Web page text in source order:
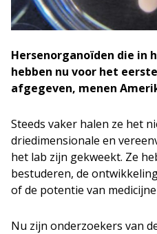
Hersenorganoïden die in
hebben nu voor het
afgegeven, menen
Steeds vaker halen ze het
driedimensionale en
het lab zijn gekweekt. Ze
bestuderen, de
of de potentie van
Nu zijn onderzoekers van